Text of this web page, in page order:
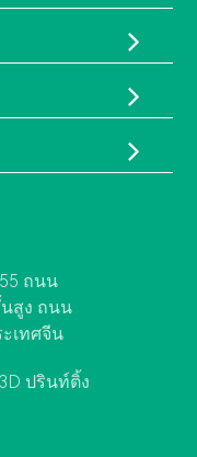
ถนน
สูง ถนน
ะเทศจีน
ปรินท์ติ้ง